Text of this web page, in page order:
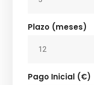
Plazo (meses)
Pago Inicial (€)